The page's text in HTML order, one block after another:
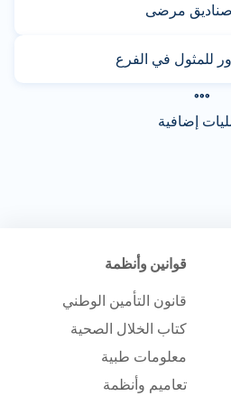
مرضى
في الفرع
إضافية
قوانين وأنظمة
قانون التأمين الوطني
كتاب الخلال الصحية
معلومات طبية
تعاميم وأنظمة